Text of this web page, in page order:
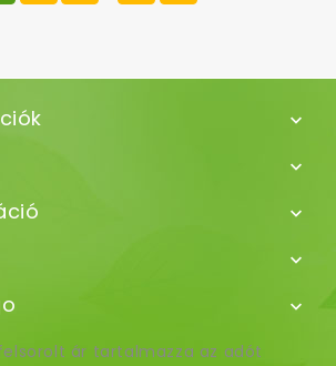





ár tartalmazza az adót